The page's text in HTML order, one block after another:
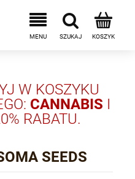
W KOSZYKU
CANNABIS I
RABATU.
SEEDS